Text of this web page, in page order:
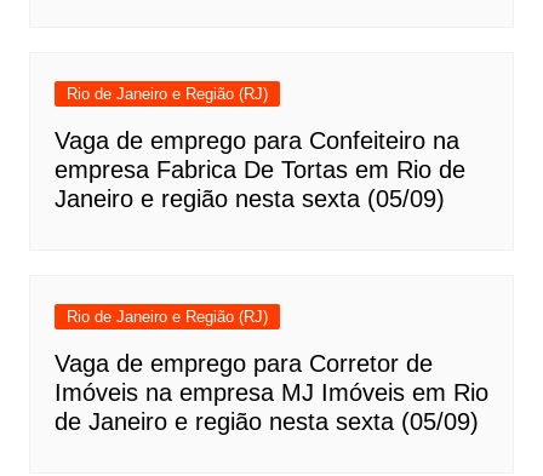
Rio de Janeiro e Região (RJ)
Vaga de emprego para Confeiteiro na
empresa Fabrica De Tortas em Rio de
Janeiro e região nesta sexta (05/09)
Rio de Janeiro e Região (RJ)
Vaga de emprego para Corretor de
Imóveis na empresa MJ Imóveis em Rio
de Janeiro e região nesta sexta (05/09)